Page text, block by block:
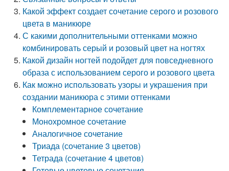
Какой эффект создает сочетание серого и розового
цвета в маникюре
С какими дополнительными оттенками можно
комбинировать серый и розовый цвет на ногтях
Какой дизайн ногтей подойдет для повседневного
образа с использованием серого и розового цвета
Как можно использовать узоры и украшения при
создании маникюра с этими оттенками
Комплементарное сочетание
Монохромное сочетание
Аналогичное сочетание
Триада (сочетание 3 цветов)
Тетрада (сочетание 4 цветов)